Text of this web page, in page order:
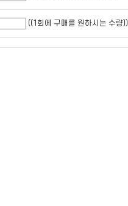
((1회에 구매를 원하시는 수량))